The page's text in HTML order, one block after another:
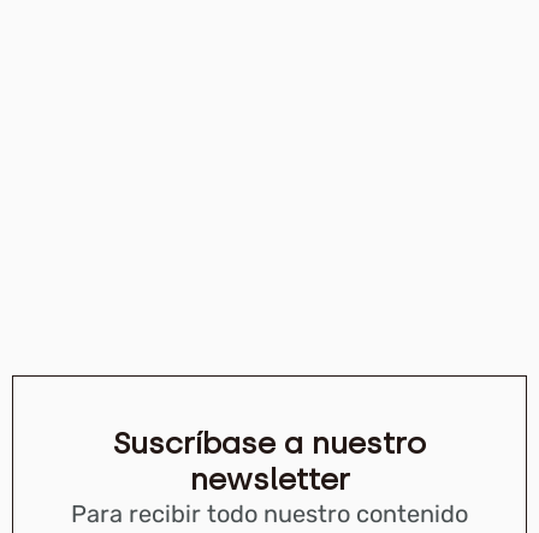
Suscríbase a nuestro
newsletter
Para recibir todo nuestro contenido